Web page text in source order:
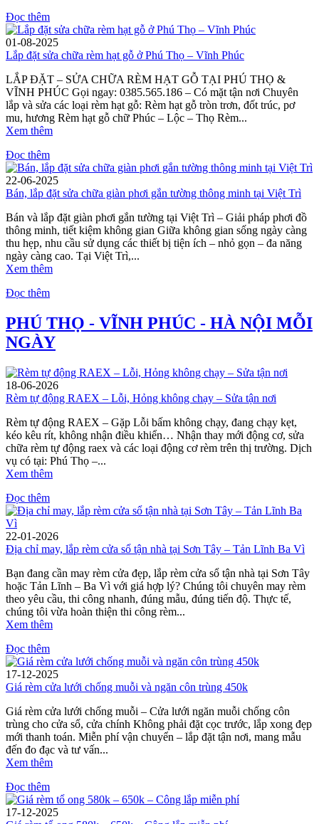
Đọc thêm
01-08-2025
Lắp đặt sửa chữa rèm hạt gỗ ở Phú Thọ – Vĩnh Phúc
LẮP ĐẶT – SỬA CHỮA RÈM HẠT GỖ TẠI PHÚ THỌ &
VĨNH PHÚC Gọi ngay: 0385.565.186 – Có mặt tận nơi Chuyên
lắp và sửa các loại rèm hạt gỗ: Rèm hạt gỗ tròn trơn, đốt trúc, pơ
mu, hương Rèm hạt gỗ chữ Phúc – Lộc – Thọ Rèm...
Xem thêm
Đọc thêm
22-06-2025
Bán, lắp đặt sửa chữa giàn phơi gắn tường thông minh tại Việt Trì
Bán và lắp đặt giàn phơi gắn tường tại Việt Trì – Giải pháp phơi đồ
thông minh, tiết kiệm không gian Giữa không gian sống ngày càng
thu hẹp, nhu cầu sử dụng các thiết bị tiện ích – nhỏ gọn – đa năng
ngày càng cao. Tại Việt Trì,...
Xem thêm
Đọc thêm
PHÚ THỌ - VĨNH PHÚC - HÀ NỘI MỖI
NGÀY
18-06-2026
Rèm tự động RAEX – Lỗi, Hỏng không chạy – Sửa tận nơi
Rèm tự động RAEX – Gặp Lỗi bấm không chạy, đang chạy kẹt,
kéo kêu rít, không nhận điều khiển… Nhận thay mới động cơ, sửa
chữa rèm tự động raex và các loại động cơ rèm trên thị trường. Dịch
vụ có tại: Phú Thọ –...
Xem thêm
Đọc thêm
22-01-2026
Địa chỉ may, lắp rèm cửa sổ tận nhà tại Sơn Tây – Tản Lĩnh Ba Vì
Bạn đang cần may rèm cửa đẹp, lắp rèm cửa sổ tận nhà tại Sơn Tây
hoặc Tản Lĩnh – Ba Vì với giá hợp lý? Chúng tôi chuyên may rèm
theo yêu cầu, thi công nhanh, đúng mẫu, đúng tiến độ. Thực tế,
chúng tôi vừa hoàn thiện thi công rèm...
Xem thêm
Đọc thêm
17-12-2025
Giá rèm cửa lưới chống muỗi và ngăn côn trùng 450k
Giá rèm cửa lưới chống muỗi – Cửa lưới ngăn muỗi chống côn
trùng cho cửa sổ, cửa chính Không phải đặt cọc trước, lắp xong đẹp
mới thanh toán. Miễn phí vận chuyển – lắp đặt tận nơi, mang mẫu
đến đo đạc và tư vấn...
Xem thêm
Đọc thêm
17-12-2025